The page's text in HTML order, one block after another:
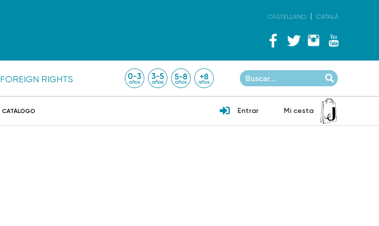
CASTELLANO CATALÀ
FOREIGN RIGHTS
CATÁLOGO Entrar Mi cesta